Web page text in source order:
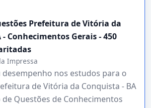
Prefeitura de Vitória da
Conhecimentos Gerais - 450
Impressa
nos estudos para o
de Vitória da Conquista - BA
Questões de Conhecimentos